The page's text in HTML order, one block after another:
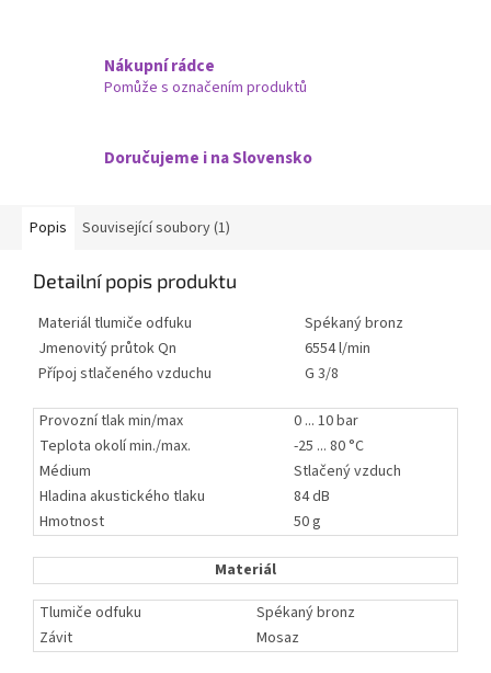
Nákupní rádce
Pomůže s označením produktů
Doručujeme i na Slovensko
Popis Související soubory (1)
Detailní popis produktu
Materiál tlumiče odfuku
Spékaný bronz
Jmenovitý průtok Qn
6554 l/min
Přípoj stlačeného vzduchu
G 3/8
Provozní tlak min/max
0 ... 10 bar
Teplota okolí min./max.
-25 ... 80 °C
Médium
Stlačený vzduch
Hladina akustického tlaku
84 dB
Hmotnost
50 g
Materiál
Tlumiče odfuku
Spékaný bronz
Závit
Mosaz